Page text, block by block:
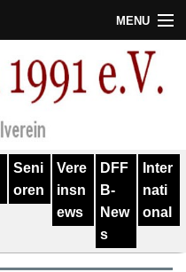
MENU
Seni
oren
Vere
insn
ews
DFF
B-
New
s
Inter
nati
onal